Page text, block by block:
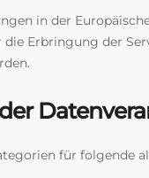
in der
Erbringung der
für folgende